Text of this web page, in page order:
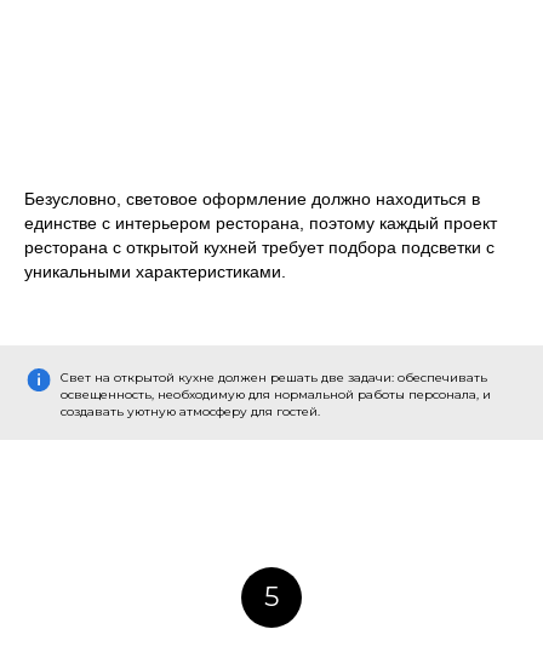
Безусловно, световое оформление должно находиться в
единстве с интерьером ресторана, поэтому каждый проект
ресторана с открытой кухней требует подбора подсветки с
уникальными характеристиками.
Свет на открытой кухне должен решать две задачи: обеспечивать
освещенность, необходимую для нормальной работы персонала, и
создавать уютную атмосферу для гостей.
5